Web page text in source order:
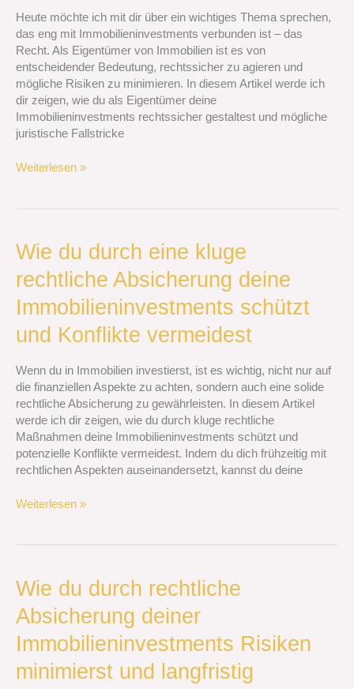
Heute möchte ich mit dir über ein wichtiges Thema sprechen,
das eng mit Immobilieninvestments verbunden ist – das
Recht. Als Eigentümer von Immobilien ist es von
entscheidender Bedeutung, rechtssicher zu agieren und
mögliche Risiken zu minimieren. In diesem Artikel werde ich
dir zeigen, wie du als Eigentümer deine
Immobilieninvestments rechtssicher gestaltest und mögliche
juristische Fallstricke
und
mögliche
Risiken
minimierst
Weiterlesen »
Wie du durch eine kluge
rechtliche Absicherung deine
Immobilieninvestments schützt
und Konflikte vermeidest
Wenn du in Immobilien investierst, ist es wichtig, nicht nur auf
die finanziellen Aspekte zu achten, sondern auch eine solide
rechtliche Absicherung zu gewährleisten. In diesem Artikel
werde ich dir zeigen, wie du durch kluge rechtliche
Maßnahmen deine Immobilieninvestments schützt und
potenzielle Konflikte vermeidest. Indem du dich frühzeitig mit
rechtlichen Aspekten auseinandersetzt, kannst du deine
Wie
du
durch
kluge
rechtliche
Absicherung
Immobilieninvestments
schützt
und
Konflikte
vermeidest
Weiterlesen »
Wie du durch rechtliche
Absicherung deiner
Immobilieninvestments Risiken
minimierst und langfristig
Wie
du
durch
Absicherung
deiner
Immobilieninvestments